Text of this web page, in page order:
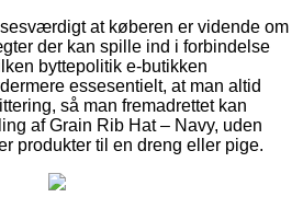
at køberen er vidende om
der kan spille ind i forbindelse
byttepolitik e-butikken
essesentielt, at man altid
så man fremadrettet kan
af Grain Rib Hat – Navy, uden
produkter til en dreng eller pige.